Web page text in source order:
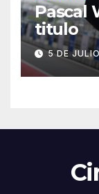
Pascal
titulo
5 DE